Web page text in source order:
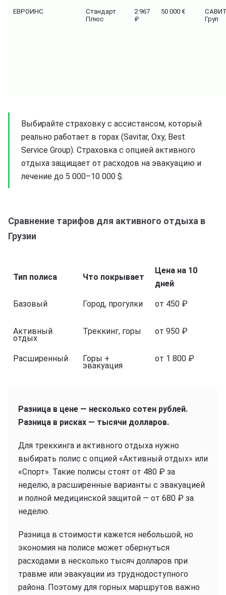
ЕВРОИНС
Стандарт
Плюс
2 967
₽
50 000 €
Груп
Выбирайте страховку с ассистансом, который
реально работает в горах (Savitar, Oxy, Best
Service Group). Страховка с опцией активного
отдыха защищает от расходов на эвакуацию и
лечение до 5 000–10 000 $.
Сравнение тарифов для активного отдыха в
Грузии
Тип полиса Что покрывает
Цена на 10
дней
Базовый Город, прогулки от 450 ₽
Активный
отдых
Треккинг, горы от 950 ₽
Расширенный Горы +
эвакуация
от 1 800 ₽
Разница в цене — несколько сотен рублей.
Разница в рисках — тысячи долларов.
Для треккинга и активного отдыха нужно
выбирать полис с опцией «Активный отдых» или
«Спорт». Такие полисы стоят от 480 ₽ за
неделю, а расширенные варианты с эвакуацией
и полной медицинской защитой — от 680 ₽ за
неделю.
Разница в стоимости кажется небольшой, но
экономия на полисе может обернуться
расходами в несколько тысяч долларов при
травме или эвакуации из труднодоступного
района. Поэтому для горных маршрутов важно